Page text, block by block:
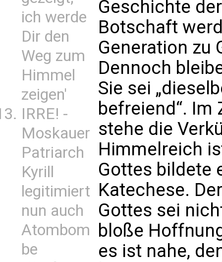
ich werde
Dir den
Weg zum
Himmel
zeigen'
IRRE! -
Moskauer
Patriarch
Kyrill
legitimiert
nun auch
Atombom
be
Geschichte
Botschaft
Generation zu
Dennoch
Sie sei
befreiend“.
stehe die
Himmelreich
Gottes bildete
Katechese.
Gottes sei
bloße
es ist nahe,